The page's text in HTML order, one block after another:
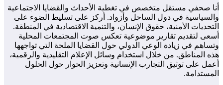
أنا صحفي مستقل متخصص في تغطية الأحداث والقضايا الاجتماعية
والسياسية في دول الساحل وأزواد. أركز على تسليط الضوء على
التحديات الأمنية، حقوق الإنسان، والتنمية الاقتصادية في المنطقة.
أسعى لتقديم تقارير موضوعية تعكس صوت المجتمعات المحلية
وتساهم في زيادة الوعي الدولي حول القضايا الملحة التي تواجهها
هذه المناطق. من خلال استخدام وسائل الإعلام التقليدية والرقمية،
أعمل على توثيق التجارب الإنسانية وتعزيز الحوار حول الحلول
المستدامة.